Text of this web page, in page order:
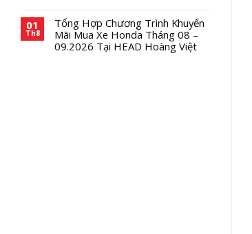
01
Th8
Tổng Hợp Chương Trình Khuyến
Mãi Mua Xe Honda Tháng 08 –
09.2026 Tại HEAD Hoàng Việt